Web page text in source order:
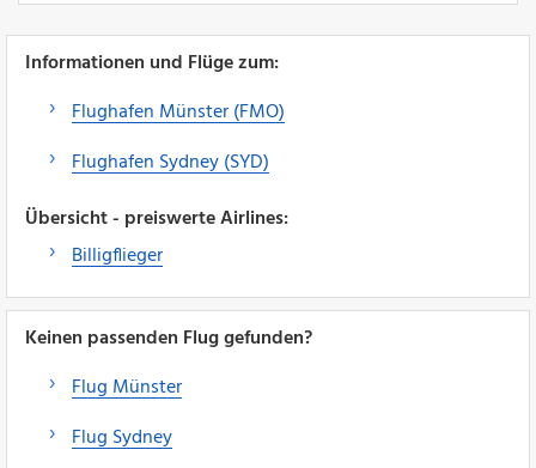
Informationen und Flüge zum:
Flughafen Münster (FMO)
Flughafen Sydney (SYD)
Übersicht - preiswerte Airlines:
Billigflieger
Keinen passenden Flug gefunden?
Flug Münster
Flug Sydney